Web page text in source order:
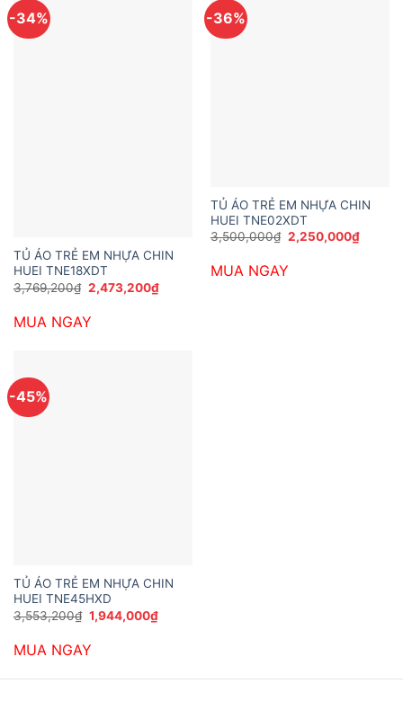
-34%
TỦ ÁO TRẺ EM NHỰA CHIN
HUEI TNE18XDT
3,769,200₫ Giá
gốc
3,769,200₫.
2,473,200₫Giá
hiện
MUA NGAY
-36%
TỦ ÁO TRẺ EM NHỰA CHIN
HUEI TNE02XDT
3,500,000₫ Giá
gốc
3,500,000₫.
2,250,000₫Giá
hiện
MUA NGAY
-45%
TỦ ÁO TRẺ EM NHỰA CHIN
HUEI TNE45HXD
3,553,200₫ Giá
gốc
3,553,200₫.
1,944,000₫Giá
hiện
MUA NGAY